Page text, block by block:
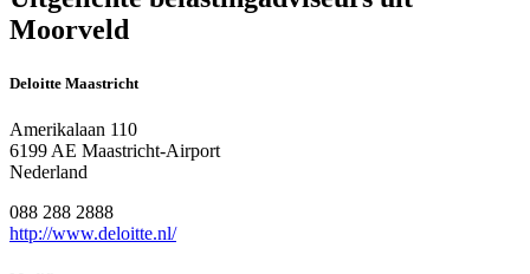
Moorveld
Deloitte Maastricht
Amerikalaan 110
6199 AE Maastricht-Airport
Nederland
088 288 2888
http://www.deloitte.nl/